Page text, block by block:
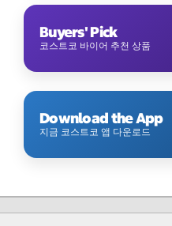
Buyers' Pick
코스트코 바이어 추천 상품
Download the App
지금 코스트코 앱 다운로드